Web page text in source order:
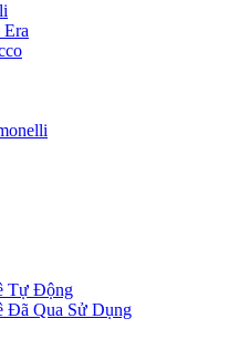
Tự Động
Đã Qua Sử Dụng